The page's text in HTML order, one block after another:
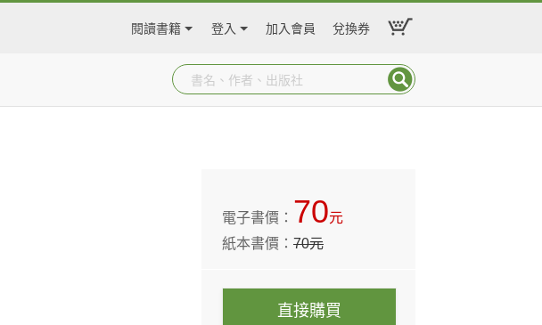
閱讀書籍 登入 加入會員 兌換券
電子書價： 70元
紙本書價：70元
直接購買